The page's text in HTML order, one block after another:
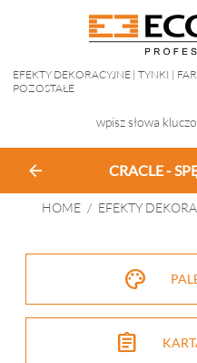
EFEKTY DEKORACYJNE | TYNKI |
POZOSTAŁE
arrow_back CRACLE -
HOME / EFEKTY
palette
assignment